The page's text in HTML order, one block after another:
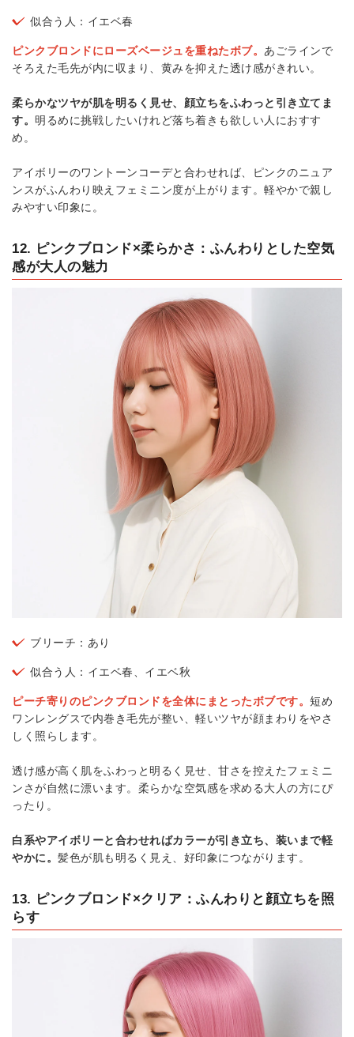
似合う人：イエベ春
ピンクブロンドにローズベージュを重ねたボブ。 あごラインで
そろえた毛先が内に収まり、黄みを抑えた透け感がきれい。
柔らかなツヤが肌を明るく見せ、顔立ちをふわっと引き立てま
す。 明るめに挑戦したいけれど落ち着きも欲しい人におすす
め。
アイボリーのワントーンコーデと合わせれば、ピンクのニュア
ンスがふんわり映えフェミニン度が上がります。軽やかで親し
みやすい印象に。
12. ピンクブロンド×柔らかさ：ふんわりとした空気
感が大人の魅力
ブリーチ：あり
似合う人：イエベ春、イエベ秋
ピーチ寄りのピンクブロンドを全体にまとったボブです。 短め
ワンレングスで内巻き毛先が整い、軽いツヤが顔まわりをやさ
しく照らします。
透け感が高く肌をふわっと明るく見せ、甘さを控えたフェミニ
ンさが自然に漂います。柔らかな空気感を求める大人の方にぴ
ったり。
白系やアイボリーと合わせればカラーが引き立ち、装いまで軽
やかに。 髪色が肌も明るく見え、好印象につながります。
13. ピンクブロンド×クリア：ふんわりと顔立ちを照
らす